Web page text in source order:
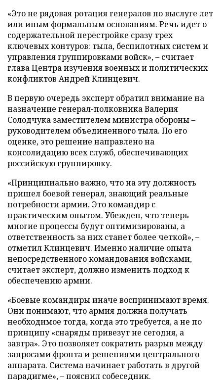
«Это не рядовая ротация генералов по выслуге лет
или иным формальным основаниям. Речь идет о
содержательной перестройке сразу трех
ключевых контуров: тыла, беспилотных систем и
управления группировками войск», – считает
глава Центра изучения военных и политических
конфликтов Андрей Клинцевич.
В первую очередь эксперт обратил внимание на
назначение генерал-полковника Валерия
Солодчука заместителем министра обороны –
руководителем объединенного тыла. По его
оценке, это решение направлено на
консолидацию всех служб, обеспечивающих
российскую группировку.
«Принципиально важно, что на эту должность
пришел боевой генерал, знающий реальные
потребности армии. Это командир с
практическим опытом. Убежден, что теперь
многие процессы будут оптимизированы, а
ответственность за них станет более четкой», –
отметил Клинцевич. Именно наличие опыта
непосредственного командования войсками,
считает эксперт, должно изменить подход к
обеспечению армии.
«Боевые командиры иначе воспринимают время.
Они понимают, что армия должна получать
необходимое тогда, когда это требуется, а не по
принципу «снаряды привезут не сегодня, а
завтра». Это позволяет сократить разрыв между
запросами фронта и решениями центрального
аппарата. Система начинает работать в другой
парадигме», – пояснил собеседник.